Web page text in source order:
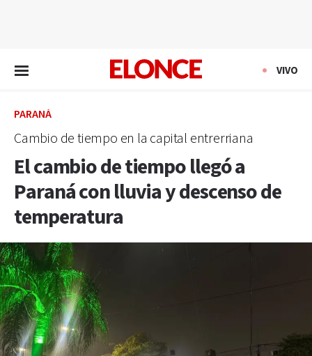
VIVO
PARANÁ
Cambio de tiempo en la capital entrerriana
El cambio de tiempo llegó a
Paraná con lluvia y descenso de
temperatura